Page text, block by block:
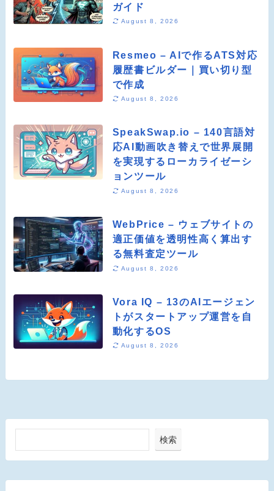
ガイド
August 8, 2026
Resmeo – AIで作るATS対応
履歴書ビルダー｜買い切り型
で作成
August 8, 2026
SpeakSwap.io – 140言語対
応AI動画吹き替えで世界展開
を実現するローカライゼーシ
ョンツール
August 8, 2026
WebPrice – ウェブサイトの
適正価値を透明性高く算出す
る無料査定ツール
August 8, 2026
Vora IQ – 13のAIエージェン
トがスタートアップ運営を自
動化するOS
August 8, 2026
検索